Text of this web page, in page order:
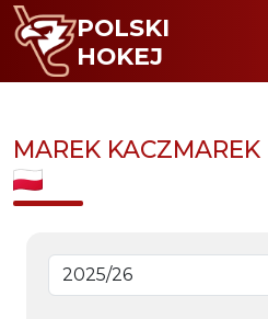
POLSKI
HOKEJ
MAREK KACZMAREK